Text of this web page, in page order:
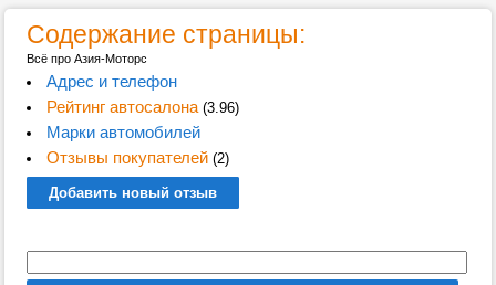
Содержание страницы:
Всё про Азия-Моторс
Адрес и телефон
Рейтинг автосалона(3.96)
Марки автомобилей
Отзывы покупателей(2)
Добавить новый отзыв